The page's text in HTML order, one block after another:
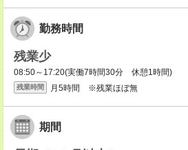
勤務時間
残業少
08:50～17:20(実働7時間30分 休憩1時間)
残業時間 月5時間 ※残業ほぼ無
期間